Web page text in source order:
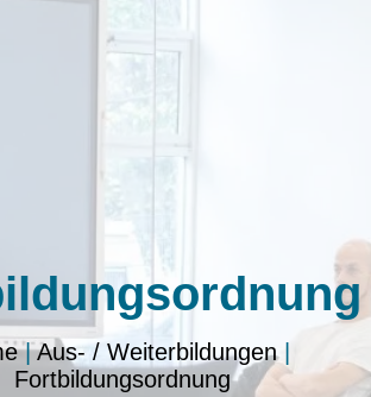
|Aus- / Weiterbildungen|
Fortbildungsordnung